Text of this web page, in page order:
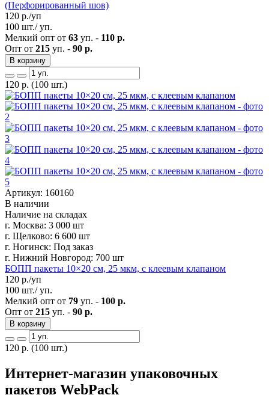
(Перфорированный шов)
120 р./уп
100 шт./ уп.
Мелкий опт от 63 уп. - 110 р.
Опт от 215 уп. - 90 р.
В корзину
120 р. (100 шт.)
Артикул: 160160
В наличии
Наличие на складах
г. Москва: 3 000 шт
г. Щелково: 6 600 шт
г. Ногинск: Под заказ
г. Нижний Новгород: 700 шт
БОПП пакеты 10×20 см, 25 мкм, с клеевым клапаном
120 р./уп
100 шт./ уп.
Мелкий опт от 79 уп. - 100 р.
Опт от 215 уп. - 90 р.
В корзину
120 р. (100 шт.)
Интернет-магазин упаковочных
пакетов WebPack